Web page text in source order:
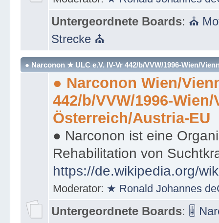
Untergeordnete Boards: ⛪
Strecke ⛪
● Narconon ★ ULC e.V. IV-Vr 442/b/VVW/1996-Wien/
● Narconon Wien/
442/b/VVW/1996-Wien/
Österreich/Austria-EU
● Narconon ist eine
Rehabilitation von
https://de.wikipedia.org/
Moderator: ★ Ronald Johannes
Untergeordnete Boards: 🎚